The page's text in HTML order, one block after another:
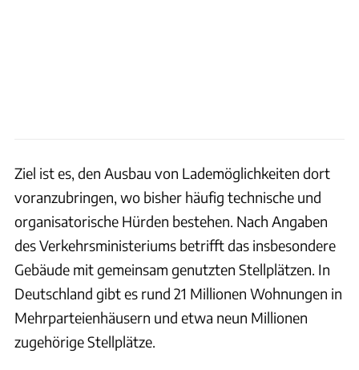
Ziel ist es, den Ausbau von Lademöglichkeiten dort
voranzubringen, wo bisher häufig technische und
organisatorische Hürden bestehen. Nach Angaben
des Verkehrsministeriums betrifft das insbesondere
Gebäude mit gemeinsam genutzten Stellplätzen. In
Deutschland gibt es rund 21 Millionen Wohnungen in
Mehrparteienhäusern und etwa neun Millionen
zugehörige Stellplätze.